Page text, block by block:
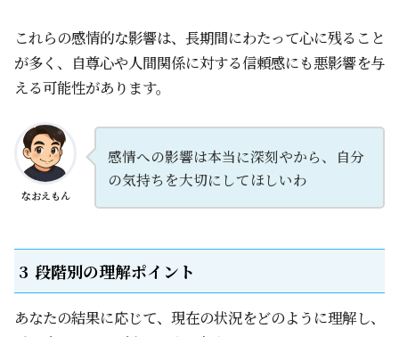
これらの感情的な影響は、長期間にわたって心に残ること
が多く、自尊心や人間関係に対する信頼感にも悪影響を与
える可能性があります。
なおえもん
感情への影響は本当に深刻やから、自分
の気持ちを大切にしてほしいわ
段階別の理解ポイント
あなたの結果に応じて、現在の状況をどのように理解し、